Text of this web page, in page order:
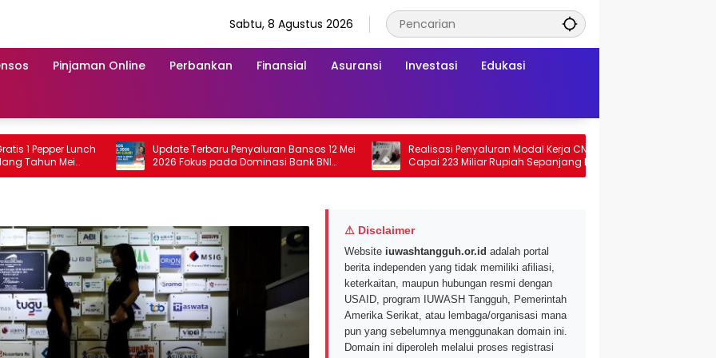
Sabtu, 8 Agustus 2026
Pinjaman Online Perbankan Finansial Asuransi Investasi Edukasi
Lunch
Mei
Update Terbaru Penyaluran Bansos 12 Mei
2026 Fokus pada Dominasi Bank BNI
serta Struk BRI
Realisasi Penyaluran Modal Kerja CNAF
Capai 223 Miliar Rupiah Sepanjang Maret
2026 Ini
⚠ Disclaimer
Website iuwashtangguh.or.id adalah portal
berita independen yang tidak memiliki afiliasi,
keterkaitan, maupun hubungan resmi dengan
USAID, program IUWASH Tangguh, Pemerintah
Amerika Serikat, atau lembaga/organisasi mana
pun yang sebelumnya menggunakan domain ini.
Domain ini diperoleh melalui proses registrasi